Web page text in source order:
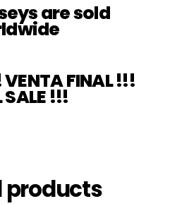
are sold
VENTA FINAL !!!
SALE !!!
products